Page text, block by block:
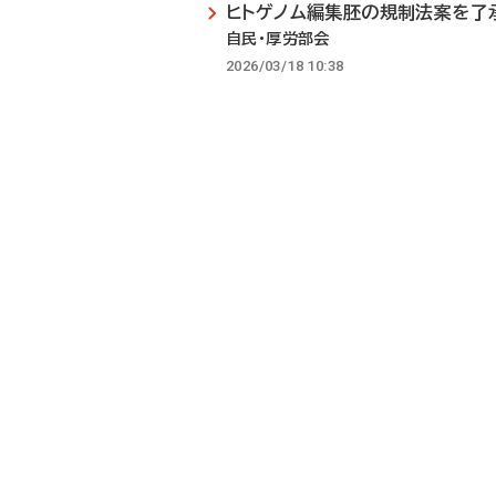
ヒトゲノム編集胚の規制法案を了
自民・厚労部会
2026/03/18 10:38